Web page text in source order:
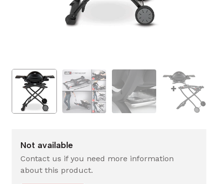
Not available
Contact us if you need more information
about this product.